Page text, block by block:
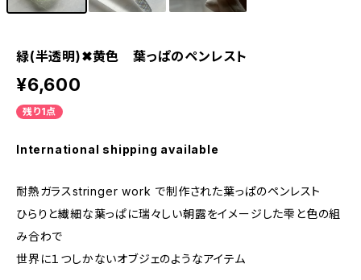
緑(半透明)✖︎黄色 葉っぱのペンレスト
¥6,600
残り1点
International shipping available
耐熱ガラスstringer work で制作された葉っぱのペンレスト
ひらりと繊細な葉っぱに瑞々しい朝露をイメージした雫と色の組
み合わで
世界に１つしかないオブジェのようなアイテム